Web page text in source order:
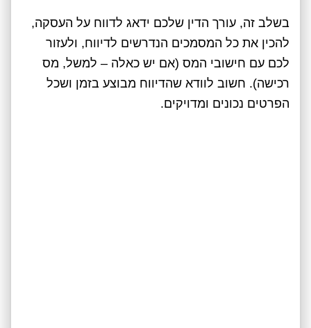
בשלב זה, עורך הדין שלכם ידאג לדווח על העסקה,
להכין את כל המסמכים הנדרשים לדיווח, ולעזור
לכם עם חישובי המס (אם יש כאלה – למשל, מס
רכישה). חשוב לוודא שהדיווח מבוצע בזמן ושכל
הפרטים נכונים ומדויקים.